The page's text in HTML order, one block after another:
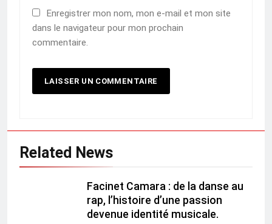
Enregistrer mon nom, mon e-mail et mon site
dans le navigateur pour mon prochain
commentaire.
Related News
Facinet Camara : de la danse au
rap, l’histoire d’une passion
devenue identité musicale.